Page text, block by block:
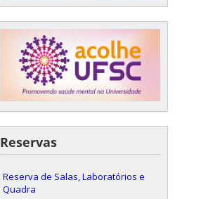
Reservas
Reserva de Salas, Laboratórios e
Quadra